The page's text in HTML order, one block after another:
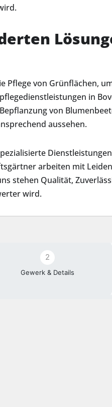
Pflege von Grünflächen,
in
von
aussehen.
arbeiten mit
stehen Qualität,
wird.
2
Gewerk & Details